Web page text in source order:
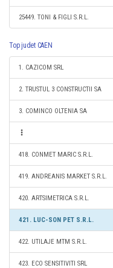
25449. TONI & FIGLI S.R.L.
Top judet CAEN
1. CAZICOM SRL
2. TRUSTUL 3 CONSTRUCTII SA
3. COMINCO OLTENIA SA
418. CONMET MARIC S.R.L.
419. ANDREANIS MARKET S.R.L.
420. ARTSIMETRICA S.R.L.
421. LUC-SON PET S.R.L.
422. UTILAJE MTM S.R.L.
423. ECO SENSITIVITI SRL